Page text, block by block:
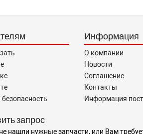
Информация
О компании
Новости
Соглашение
Контакты
Информация
запрос
нашли нужные запчасти, или Вам